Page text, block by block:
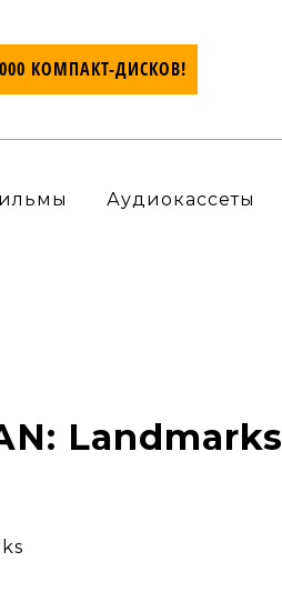
КОМПАКТ-ДИСКОВ!
Аудиокассеты
Landmarks